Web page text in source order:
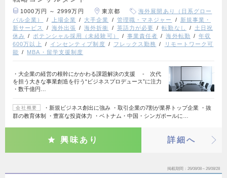
1000万円 ～ 2999万円 東京都
海外展開あり（日系グロー
バル企業）
上場企業 大手企業 管理職・マネジャー
新規事業・
新サービス
海外出張 海外折衝 英語力が必要 転勤なし
土日祝
休み
ポテンシャル採用（未経験可） 事業責任者 海外転勤
年収
600万以上
インセンティブ制度 フレックス勤務
リモートワーク可
能
MBA・留学支援制度
・大企業の経営の根幹にかかわる課題解決の支援 - 次代
を担う大きな事業創造を行う“ビジネスプロデュース”に注力
・数千億円…
会社概要
・新規ビジネス創出に強み ・取引企業の7割が業界トップ企業 ・抜
群の教育体制 ・豊富な投資体力 ・ベトナム・中国・シンガポールに…
興味あり 詳細へ
掲載期間 26/08/08～26/08/28